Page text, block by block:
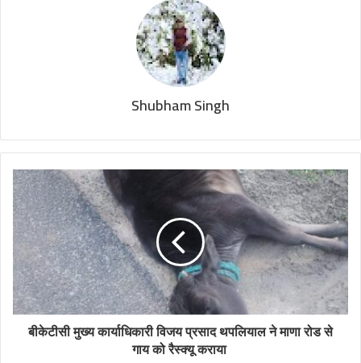
Shubham Singh
बीकेटीसी मुख्य कार्याधिकारी विजय प्रसाद थपलियाल ने माणा रोड से
गाय को रैस्क्यू कराया